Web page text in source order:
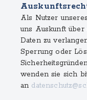
Als Nutzer
uns Auskunft
Daten zu
Sperrung oder
wenden sie sich
an